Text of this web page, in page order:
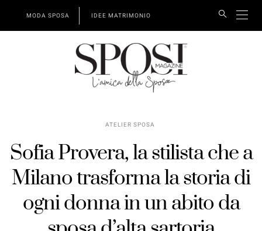
MODA SPOSA IDEE MATRIMONIO
ATELIER SPOSA
Sofia Provera, la stilista che a
Milano trasforma la storia di
ogni donna in un abito da